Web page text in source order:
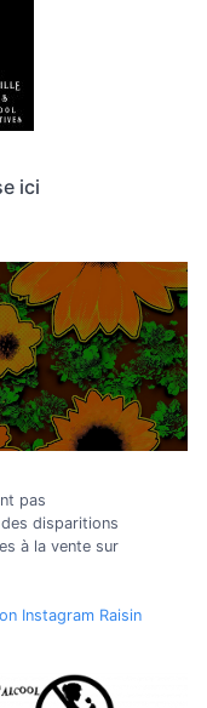
ici
pas
disparitions
à la vente sur
Instagram Raisin